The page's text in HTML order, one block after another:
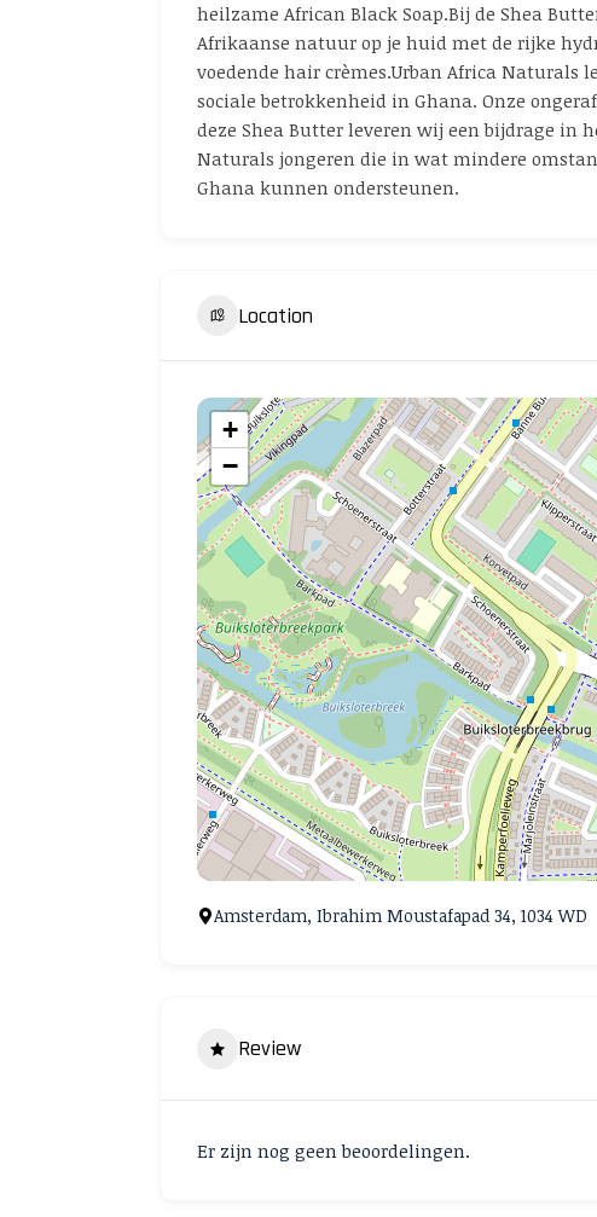
heilzame African Black Soap.Bij de Shea
Afrikaanse natuur op je huid met de rijke
voedende hair crèmes.Urban Africa Naturals
sociale betrokkenheid in Ghana. Onze
deze Shea Butter leveren wij een bijdrage in
Naturals jongeren die in wat mindere
Ghana kunnen ondersteunen.
Location
+
−
Amsterdam, Ibrahim Moustafapad 34, 1034 WD
Review
Er zijn nog geen beoordelingen.